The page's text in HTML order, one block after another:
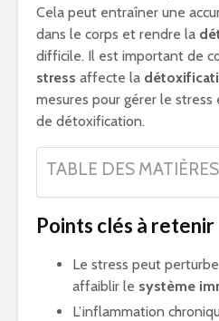
Cela peut entraîner une
dans le corps et rendre la
difficile. Il est important de
stress affecte la
mesures pour gérer le
de détoxification.
TABLE DES MATIÈRES
Points clés à retenir
Le stress peut
affaiblir le système
L’inflammation